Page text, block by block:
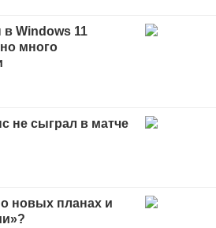
Windows 11
много
не сыграл в матче
новых планах и